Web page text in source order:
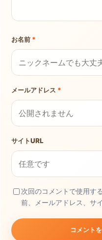
お名前 *
メールアドレス *
サイトURL
次回のコメントで使用す
前、メールアドレス、サ
コメント